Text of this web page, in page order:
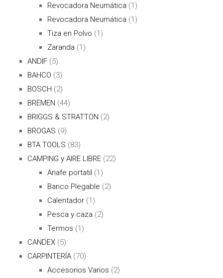
Revocadora Neumática (1)
Revocadora Neumática (1)
Tiza en Polvo (1)
Zaranda (1)
ANDIF (5)
BAHCO (3)
BOSCH (2)
BREMEN (44)
BRIGGS & STRATTON (2)
BROGAS (9)
BTA TOOLS (83)
CAMPING y AIRE LIBRE (22)
Anafe portatil (1)
Banco Plegable (2)
Calentador (1)
Pesca y caza (2)
Termos (1)
CANDEX (5)
CARPINTERÍA (70)
Accesorios Varios (2)